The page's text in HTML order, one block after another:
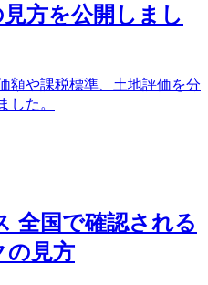
方を公開しまし
額や課税標準、土地評価を分
した。
全国で確認される
の見方